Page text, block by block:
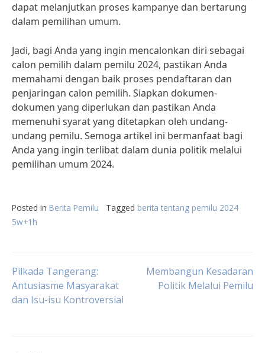
dapat melanjutkan proses kampanye dan bertarung
dalam pemilihan umum.
Jadi, bagi Anda yang ingin mencalonkan diri sebagai
calon pemilih dalam pemilu 2024, pastikan Anda
memahami dengan baik proses pendaftaran dan
penjaringan calon pemilih. Siapkan dokumen-
dokumen yang diperlukan dan pastikan Anda
memenuhi syarat yang ditetapkan oleh undang-
undang pemilu. Semoga artikel ini bermanfaat bagi
Anda yang ingin terlibat dalam dunia politik melalui
pemilihan umum 2024.
Posted in Berita Pemilu Tagged berita tentang pemilu 2024
5w+1h
Post
navigation
Pilkada Tangerang:
Antusiasme Masyarakat
dan Isu-isu Kontroversial
Membangun Kesadaran
Politik Melalui Pemilu